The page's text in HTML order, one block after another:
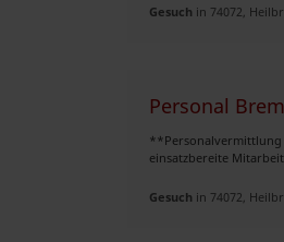
Gesuch in 74072,
Personal
**Personalvermittlung
einsatzbereite
Gesuch in 74072,